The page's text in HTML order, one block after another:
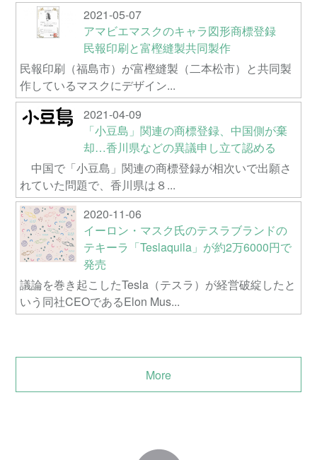
2021-05-07
アマビエマスクのキャラ図形商標登録
民報印刷と富樫縫製共同製作
民報印刷（福島市）が富樫縫製（二本松市）と共同製
作しているマスクにデザイン...
2021-04-09
「小豆島」関連の商標登録、中国側が棄
却…香川県などの異議申し立て認める
中国で「小豆島」関連の商標登録が相次いで出願さ
れていた問題で、香川県は８...
2020-11-06
イーロン・マスク氏のテスラブランドの
テキーラ「Teslaquila」が約2万6000円で
発売
議論を巻き起こしたTesla（テスラ）が経営破綻したと
いう同社CEOであるElon Mus...
More